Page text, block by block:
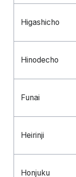
Higashicho
Hinodecho
Funai
Heirinji
Honjuku